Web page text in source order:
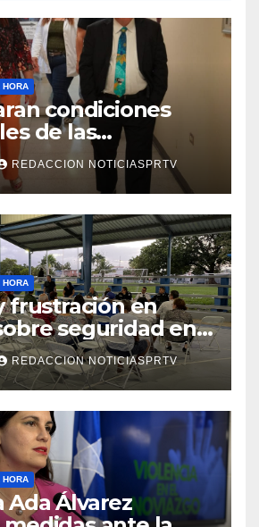
HORA
condiciones
de las
el Departamento
en Mayagüez
REDACCION NOTICIASPRTV
HORA
frustración en
seguridad en
REDACCION NOTICIASPRTV
HORA
Ada Álvarez